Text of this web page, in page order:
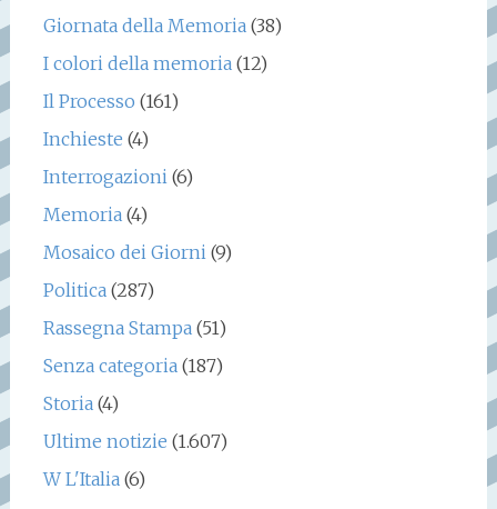
Giornata della Memoria(38)
I colori della memoria(12)
Il Processo (161)
Inchieste (4)
Interrogazioni(6)
Memoria(4)
Mosaico dei Giorni(9)
Politica(287)
Rassegna Stampa(51)
Senza categoria(187)
Storia(4)
Ultime notizie (1.607)
W L'Italia(6)